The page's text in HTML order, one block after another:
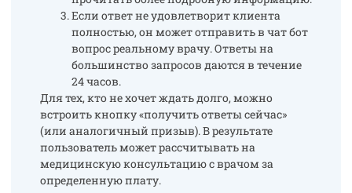
Если ответ не удовлетворит клиента
полностью, он может отправить в чат бот
вопрос реальному врачу. Ответы на
большинство запросов даются в течение
24 часов.
Для тех, кто не хочет ждать долго, можно
встроить кнопку «получить ответы сейчас»
(или аналогичный призыв). В результате
пользователь может рассчитывать на
медицинскую консультацию с врачом за
определенную плату.